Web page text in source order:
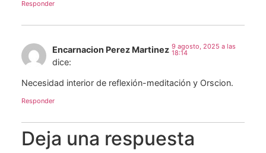
Responder
Encarnacion Perez Martinez
dice:
9 agosto, 2025 a las
18:14
Necesidad interior de reflexión-meditación y Orscion.
Responder
Deja una respuesta